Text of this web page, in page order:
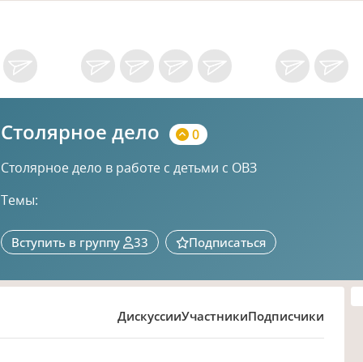
Столярное дело
0
Столярное дело в работе с детьми с ОВЗ
Темы:
Вступить в группу 33 Подписаться
ДискуссииУчастникиПодписчики